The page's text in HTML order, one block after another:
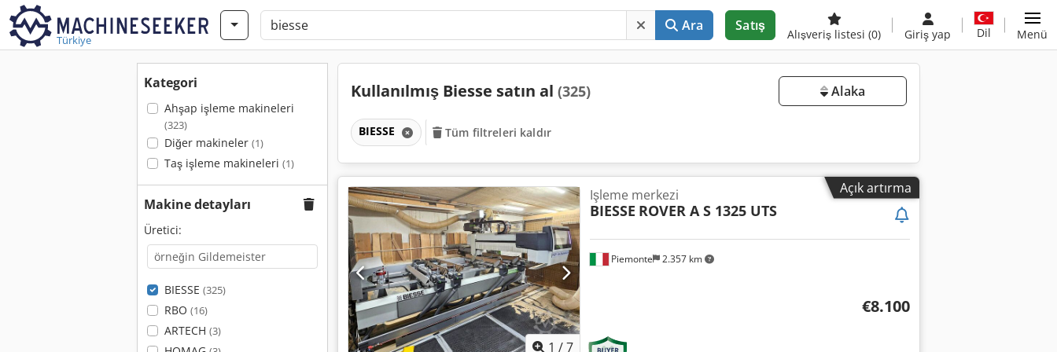
Türkiye
Ara Satış
Alışveriş listesi (0) Giriş yap Dil Menü
Kategori
Ahşap işleme makineleri
(323)
Diğer makineler (1)
Taş işleme makineleri (1)
Makine detayları
Üretici:
BIESSE (325)
RBO (16)
ARTECH (3)
Kullanılmış Biesse satın al (325) Alaka
BIESSE Tüm filtreleri kaldır
Açık artırma
1 /7
Piemonte 2.357 km
Işleme merkezi
BIESSE ROVER A S 1325 UTS
€8.100